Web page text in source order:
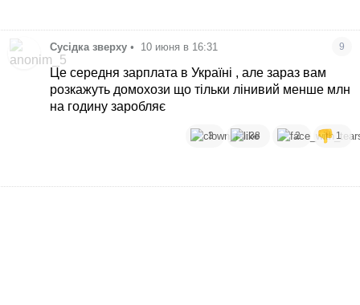
Сусідка зверху • 10 июня в 16:31 9
Це середня зарплата в Україні , але зараз вам
розкажуть домохози що тільки лінивий менше млн
на годину заробляє
3 38 2 1